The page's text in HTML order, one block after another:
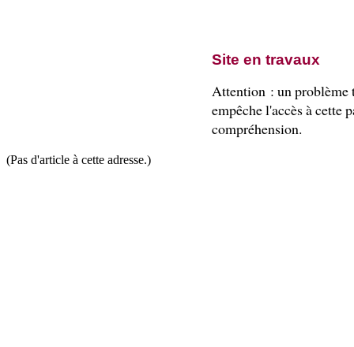
Site en travaux
Attention : un problème
empêche l'accès à cette
compréhension.
(Pas d'article à cette adresse.)